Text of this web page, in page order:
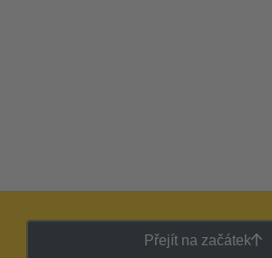
Přejít na začátek